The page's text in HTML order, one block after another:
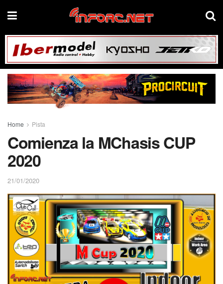
Home Pista
Comienza la MChasis CUP
2020
21/01/2020